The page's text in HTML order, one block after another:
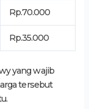
Rp.70.000
Rp.35.000
yang wajib
tersebut